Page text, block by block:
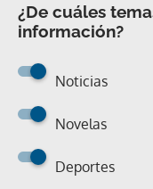
¿De cuáles
información?
Noticias
Novelas
Deportes